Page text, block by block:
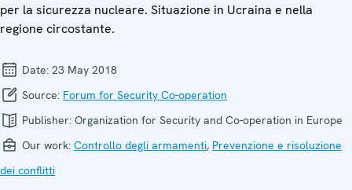
per la sicurezza nucleare. Situazione in Ucraina e nella
regione circostante.
Date: 23 May 2018
Source: Forum for Security Co-operation
Publisher: Organization for Security and Co-operation in Europe
Our work: Controllo degli armamenti, Prevenzione e risoluzione
dei conflitti